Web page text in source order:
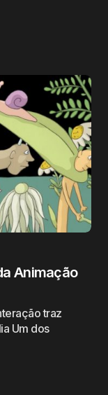
Animação
traz
Um dos